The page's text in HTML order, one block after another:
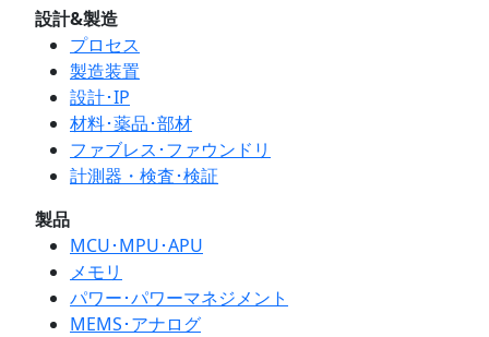
設計&製造
プロセス
製造装置
設計･IP
材料･薬品･部材
ファブレス･ファウンドリ
計測器・検査･検証
製品
MCU･MPU･APU
メモリ
パワー･パワーマネジメント
MEMS･アナログ